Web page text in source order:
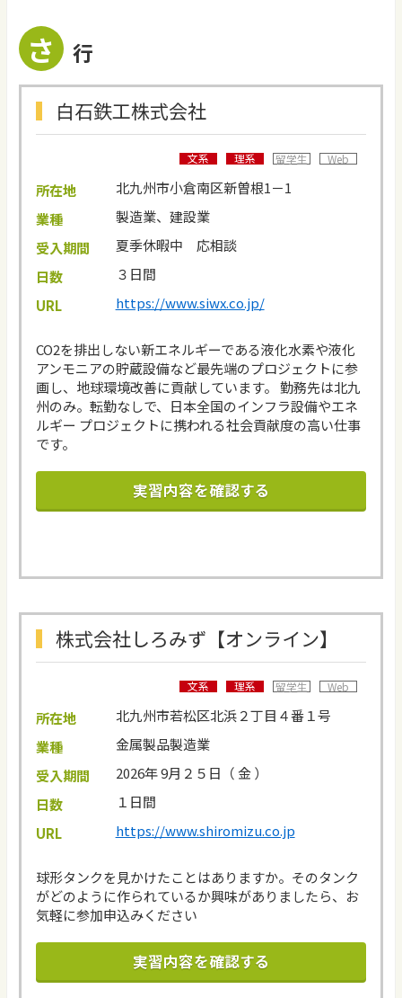
さ 行
白石鉄工株式会社
文系 理系 留学生 Web
所在地
北九州市小倉南区新曽根1－1
業種
製造業、建設業
受入期間
夏季休暇中 応相談
日数
３日間
URL
https://www.siwx.co.jp/
CO2を排出しない新エネルギーである液化水素や液化
アンモニアの貯蔵設備など最先端のプロジェクトに参
画し、地球環境改善に貢献しています。 勤務先は北九
州のみ。転勤なしで、日本全国のインフラ設備やエネ
ルギー プロジェクトに携われる社会貢献度の高い仕事
です。
実習内容を確認する
株式会社しろみず【オンライン】
文系 理系 留学生 Web
所在地
北九州市若松区北浜２丁目４番１号
業種
金属製品製造業
受入期間
2026年 9月２５日（ 金 ）
日数
１日間
URL
https://www.shiromizu.co.jp
球形タンクを見かけたことはありますか。そのタンク
がどのように作られているか興味がありましたら、お
気軽に参加申込みください
実習内容を確認する